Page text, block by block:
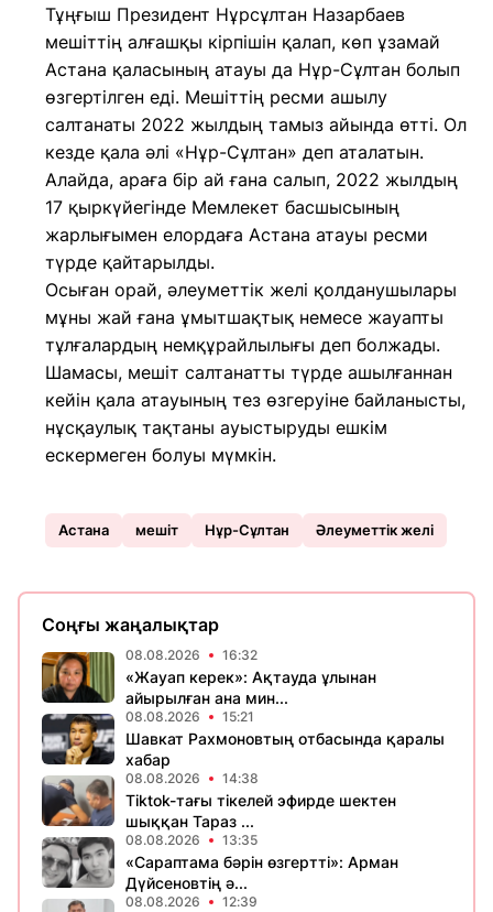
Тұңғыш Президент Нұрсұлтан Назарбаев
мешіттің алғашқы кірпішін қалап, көп ұзамай
Астана қаласының атауы да Нұр-Сұлтан болып
өзгертілген еді. Мешіттің ресми ашылу
салтанаты 2022 жылдың тамыз айында өтті. Ол
кезде қала әлі «Нұр-Сұлтан» деп аталатын.
Алайда, араға бір ай ғана салып, 2022 жылдың
17 қыркүйегінде Мемлекет басшысының
жарлығымен елордаға Астана атауы ресми
түрде қайтарылды.
Осыған орай, әлеуметтік желі қолданушылары
мұны жай ғана ұмытшақтық немесе жауапты
тұлғалардың немқұрайлылығы деп болжады.
Шамасы, мешіт салтанатты түрде ашылғаннан
кейін қала атауының тез өзгеруіне байланысты,
нұсқаулық тақтаны ауыстыруды ешкім
ескермеген болуы мүмкін.
Астана мешіт Нұр-Сұлтан Әлеуметтік желі
Соңғы жаңалықтар
08.08.2026 16:32
«Жауап керек»: Ақтауда ұлынан
айырылған ана мин...
08.08.2026 15:21
Шавкат Рахмоновтың отбасында қаралы
хабар
08.08.2026 14:38
Tiktok-тағы тікелей эфирде шектен
шыққан Тараз ...
08.08.2026 13:35
«Сараптама бәрін өзгертті»: Арман
Дүйсеновтің ә...
08.08.2026 12:39